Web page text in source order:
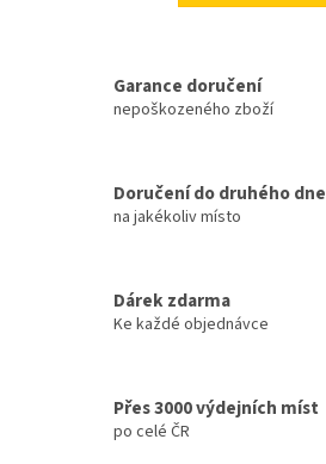
Garance doručení
nepoškozeného zboží
Doručení do druhého dne
na jakékoliv místo
Dárek zdarma
Ke každé objednávce
Přes 3000 výdejních míst
po celé ČR